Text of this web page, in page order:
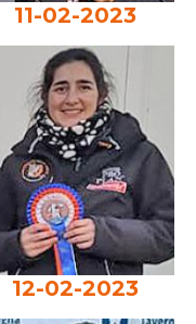
11-02-2023
12-02-2023